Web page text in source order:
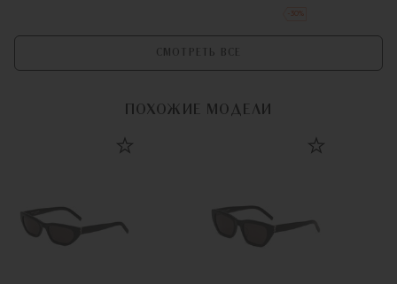
%
СМОТРЕТЬ ВСЕ
ПОХОЖИЕ МОДЕЛИ